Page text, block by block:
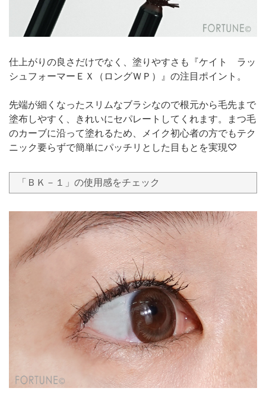
仕上がりの良さだけでなく、塗りやすさも『ケイト ラッ
シュフォーマーＥＸ（ロングＷＰ）』の注目ポイント。
先端が細くなったスリムなブラシなので根元から毛先まで
塗布しやすく、きれいにセパレートしてくれます。まつ毛
のカーブに沿って塗れるため、メイク初心者の方でもテク
ニック要らずで簡単にパッチリとした目もとを実現♡
「ＢＫ－１」の使用感をチェック